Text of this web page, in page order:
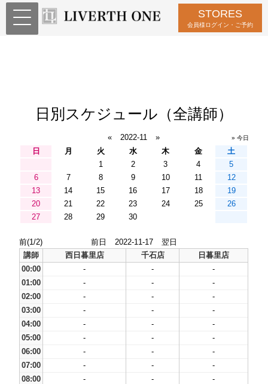
STORES
会員様ログイン・ご予約
日別スケジュール（全講師）
« 2022-11 » » 今日
日 月 火 水 木 金
土
1
2 3 4
5
6
7 8 9 10 11
12
13
14 15 16 17 18
19
20
21 22 23 24 25
26
27
28 29 30
前(1/2) 前日 2022-11-17
翌日
講師
西日暮里店 千石店
日暮里店
00:00
- -
-
01:00
- -
-
02:00
- -
-
03:00
- -
-
04:00
- -
-
05:00
- -
-
06:00
- -
-
07:00
- -
-
08:00
- -
-